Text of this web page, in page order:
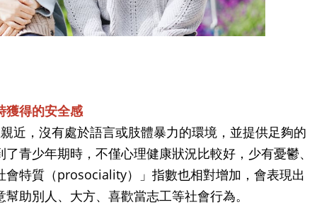
獲得的安全感
近，沒有處於語言或肢體暴力的環境，並提供足夠的
青少年期時，不僅心理健康狀況比較好，少有憂鬱、
會特質（prosociality）」指數也相對增加，會表現出
助別人、大方、喜歡當志工等社會行為。